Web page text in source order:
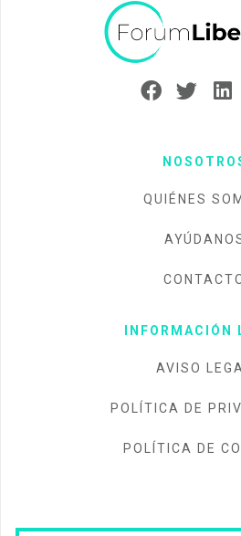
QUIÉNES
INFORMACIÓN
AVISO
POLÍTICA DE
POLÍTICA DE